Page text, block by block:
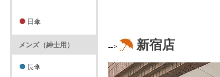
日傘
メンズ（紳士用）
長傘
--> 新宿店